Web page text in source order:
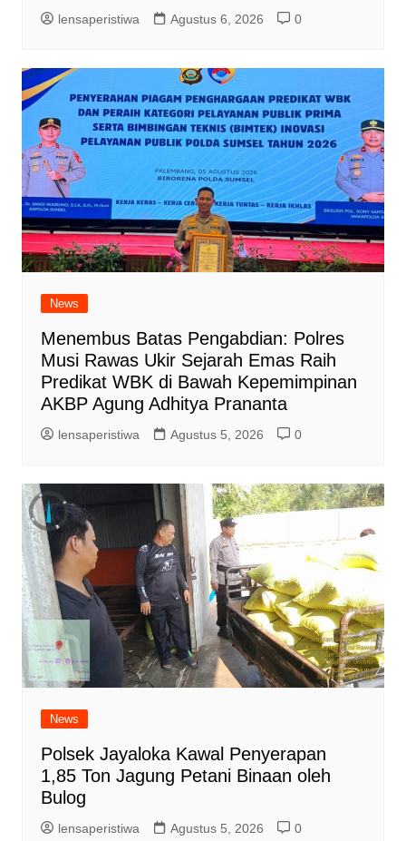
lensaperistiwa Agustus 6, 2026 0
News
Menembus Batas Pengabdian: Polres
Musi Rawas Ukir Sejarah Emas Raih
Predikat WBK di Bawah Kepemimpinan
AKBP Agung Adhitya Prananta
lensaperistiwa Agustus 5, 2026 0
News
Polsek Jayaloka Kawal Penyerapan
1,85 Ton Jagung Petani Binaan oleh
Bulog
lensaperistiwa Agustus 5, 2026 0